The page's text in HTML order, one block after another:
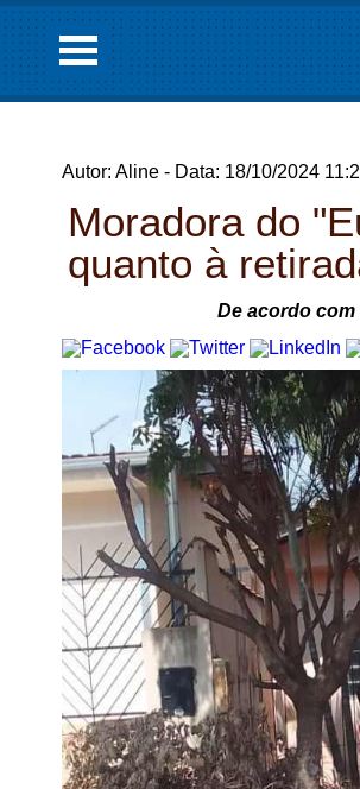
Autor: Aline - Data: 18/10/2024
Moradora do
quanto à
De acordo com